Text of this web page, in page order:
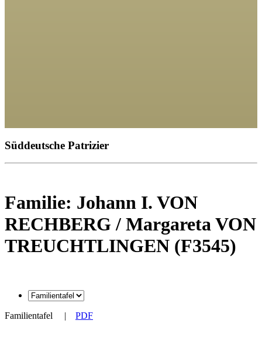
Süddeutsche Patrizier
Familie: Johann I. VON
RECHBERG / Margareta VON
TREUCHTLINGEN (F3545)
Familientafel | PDF